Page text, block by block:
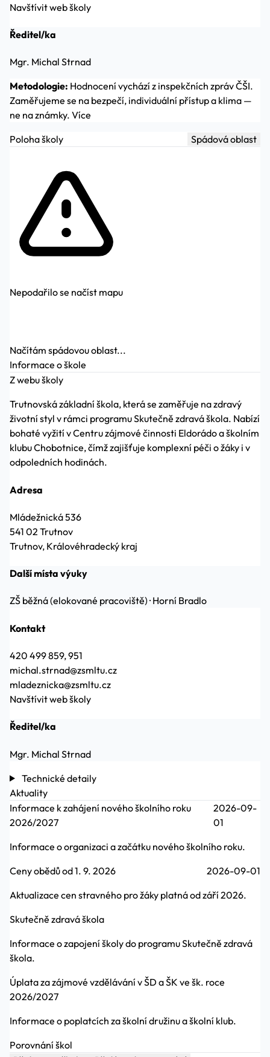
Navštívit web školy
Ředitel/ka
Mgr. Michal Strnad
Metodologie: Hodnocení vychází z inspekčních zpráv ČŠI.
Zaměřujeme se na bezpečí, individuální přístup a klima —
ne na známky. Více
Poloha školy
Spádová oblast
Nepodařilo se načíst mapu
Načítám spádovou oblast...
Informace o škole
Z webu školy
Trutnovská základní škola, která se zaměřuje na zdravý
životní styl v rámci programu Skutečně zdravá škola. Nabízí
bohaté vyžití v Centru zájmové činnosti Eldorádo a školním
klubu Chobotnice, čímž zajišťuje komplexní péči o žáky i v
odpoledních hodinách.
Adresa
Mládežnická 536
541 02 Trutnov
Trutnov, Královéhradecký kraj
Další místa výuky
ZŠ běžná (elokované pracoviště) · Horní Bradlo
Kontakt
420 499 859, 951
michal.strnad@zsmltu.cz
mladeznicka@zsmltu.cz
Navštívit web školy
Ředitel/ka
Mgr. Michal Strnad
Technické detaily
Aktuality
Informace k zahájení nového školního roku
2026/2027
2026-09-
01
Informace o organizaci a začátku nového školního roku.
Ceny obědů od 1. 9. 2026
2026-09-01
Aktualizace cen stravného pro žáky platná od září 2026.
Skutečně zdravá škola
Informace o zapojení školy do programu Skutečně zdravá
škola.
Úplata za zájmové vzdělávání v ŠD a ŠK ve šk. roce
2026/2027
Informace o poplatcích za školní družinu a školní klub.
Porovnání škol